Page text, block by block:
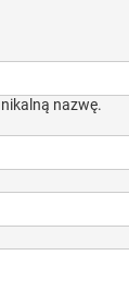
nazwę.